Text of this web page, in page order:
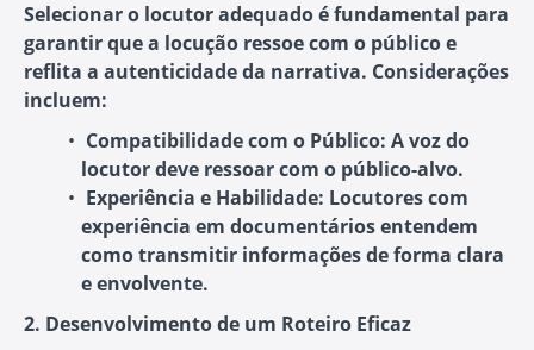
Selecionar o locutor adequado é fundamental para
garantir que a locução ressoe com o público e
reflita a autenticidade da narrativa. Considerações
incluem:
Compatibilidade com o Público: A voz do
locutor deve ressoar com o público-alvo.
Experiência e Habilidade: Locutores com
experiência em documentários entendem
como transmitir informações de forma clara
e envolvente.
2. Desenvolvimento de um Roteiro Eficaz